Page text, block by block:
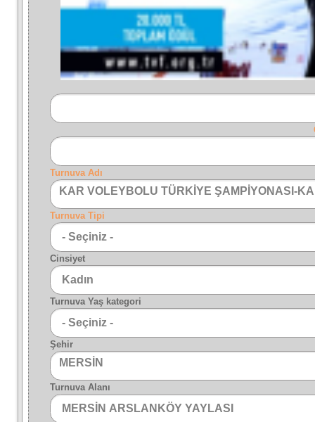
Turnuva Adı
KAR VOLEYBOLU TÜRKİYE ŞAMPİYONASI-
Turnuva Tipi
Cinsiyet
Turnuva Yaş kategori
Şehir
MERSİN
Turnuva Alanı